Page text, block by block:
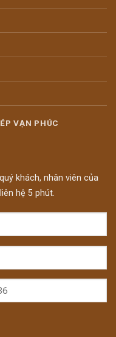
VẠN PHÚC
khách, nhân viên của
hệ 5 phút.